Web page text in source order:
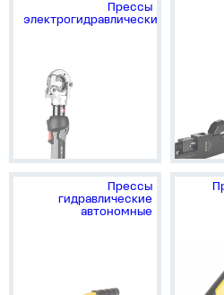
Прессы
электрогидравлические
Прессы
гидравлические
автономные